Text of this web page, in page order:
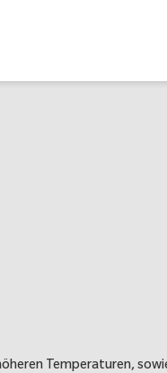
Temperaturen,